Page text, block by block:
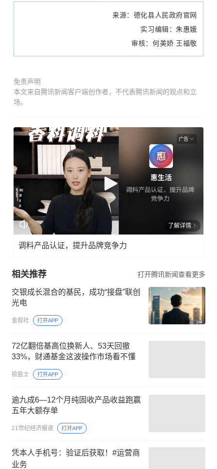
来源：德化县人民政府官网
实习编辑：朱惠娥
审核：何美娇 王福敬
免责声明
本文来自腾讯新闻客户端创作者，不代表腾讯新闻的观点和立
场。
广告
了解详情
调料产品认证，提升品牌竞争力
相关推荐 打开腾讯新闻查看更多
交银成长混合的基民，成功“接盘”联创
光电
金观社 打开APP
72亿翻倍基高位换新人、53天回撤
33%，财通基金这波操作市场看不懂
拾盐士 打开APP
逾九成6—12个月纯固收产品收益跑赢
五年大额存单
21世纪经济报道 打开APP
凭本人手机号：验证后获取！#运营商
业务